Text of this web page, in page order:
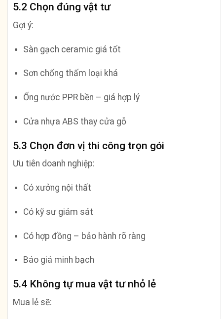
5.2 Chọn đúng vật tư
Gợi ý:
Sàn gạch ceramic giá tốt
Sơn chống thấm loại khá
Ống nước PPR bền – giá hợp lý
Cửa nhựa ABS thay cửa gỗ
5.3 Chọn đơn vị thi công trọn gói
Ưu tiên doanh nghiệp:
Có xưởng nội thất
Có kỹ sư giám sát
Có hợp đồng – bảo hành rõ ràng
Báo giá minh bạch
5.4 Không tự mua vật tư nhỏ lẻ
Mua lẻ sẽ: